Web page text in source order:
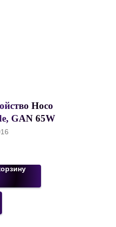
Hoco
GAN 65W
Type-C Type-